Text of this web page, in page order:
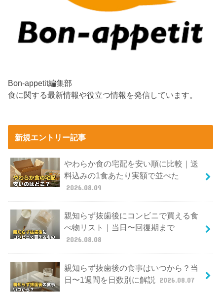
Bon-appetit編集部
食に関する最新情報や役立つ情報を発信しています。
新規エントリー記事
やわらか食の宅配を安い順に比較｜送
料込みの1食あたり実額で並べた
2026.08.09
親知らず抜歯後にコンビニで買える食
べ物リスト｜当日〜回復期まで
2026.08.08
親知らず抜歯後の食事はいつから？当
日〜1週間を日数別に解説
2026.08.07